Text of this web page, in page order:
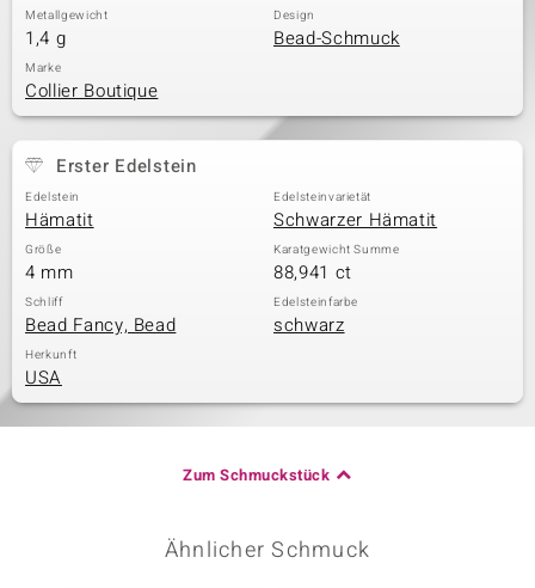
Metallgewicht
1,4 g
Design
Bead-Schmuck
Marke
Collier Boutique
Erster Edelstein
Edelstein
Hämatit
Edelsteinvarietät
Schwarzer Hämatit
Größe
4 mm
Karatgewicht Summe
88,941 ct
Schliff
Bead Fancy, Bead
Edelsteinfarbe
schwarz
Herkunft
USA
Zum Schmuckstück
Ähnlicher Schmuck